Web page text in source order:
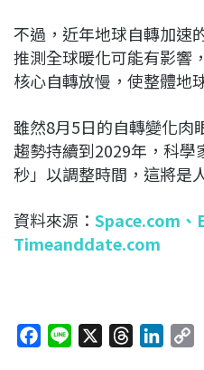
不過，近年地球自轉加速
推測全球暖化可能有影響
核心自轉放慢，使整體地
雖然8月5日的自轉變化肉
趨勢持續到2029年，科
秒」以調整時間，這將是
資料來源： Space.com 、
Timeanddate.com